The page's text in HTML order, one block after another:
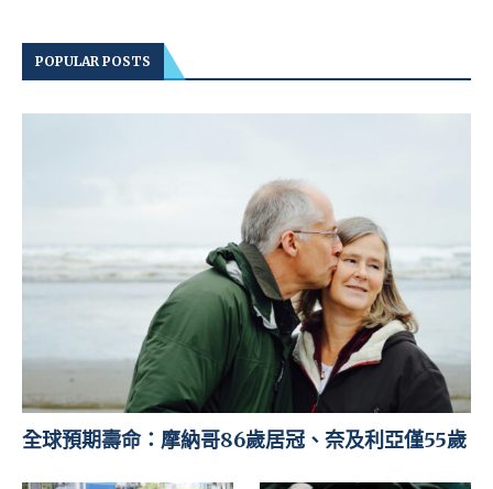
POPULAR POSTS
全球預期壽命：摩納哥86歲居冠、奈及利亞僅55歲